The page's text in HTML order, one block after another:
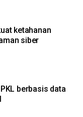
ketahanan
siber
berbasis data